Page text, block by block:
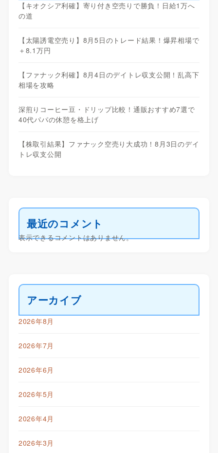
【キオクシア利確】寄り付き空売りで勝負！日給1万へ
の道
【太陽誘電空売り】8月5日のトレード結果！爆昇相場で
＋8.1万円
【ファナック利確】8月4日のデイトレ収支公開！乱高下
相場を攻略
深煎りコーヒー豆・ドリップ比較！通販おすすめ7選で
40代パパの休憩を格上げ
【株取引結果】ファナック空売り大成功！8月3日のデイ
トレ収支公開
最近のコメント
表示できるコメントはありません。
アーカイブ
2026年8月
2026年7月
2026年6月
2026年5月
2026年4月
2026年3月